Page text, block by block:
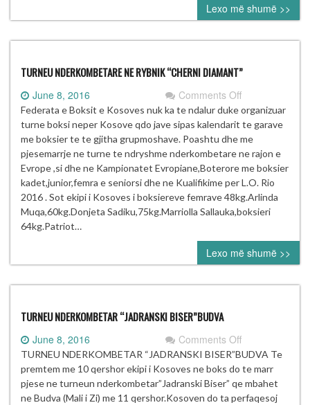
Lexo më shumë >>
TURNEU NDERKOMBETARE NE RYBNIK “CHERNI DIAMANT”
June 8, 2016 Comments Offon
TURNEU
NE
RYBNIK
“CHERNI
DIAMANT”
Federata e Boksit e Kosoves nuk ka te ndalur duke organizuar
turne boksi neper Kosove qdo jave sipas kalendarit te garave
me boksier te te gjitha grupmoshave. Poashtu dhe me
pjesemarrje ne turne te ndryshme nderkombetare ne rajon e
Evrope ,si dhe ne Kampionatet Evropiane,Boterore me boksier
kadet,junior,femra e seniorsi dhe ne Kualifikime per L.O. Rio
2016 . Sot ekipi i Kosoves i boksiereve femrave 48kg.Arlinda
Muqa,60kg.Donjeta Sadiku,75kg.Marriolla Sallauka,boksieri
64kg.Patriot…
Lexo më shumë >>
TURNEU NDERKOMBETAR “JADRANSKI BISER”BUDVA
June 8, 2016 Comments Offon
TURNEU
“JADRANSKI
BISER”BUDVA
TURNEU NDERKOMBETAR “JADRANSKI BISER”BUDVA Te
premtem me 10 qershor ekipi i Kosoves ne boks do te marr
pjese ne turneun nderkombetar”Jadranski Biser” qe mbahet
ne Budva (Mali i Zi) me 11 qershor.Kosoven do ta perfaqesoj